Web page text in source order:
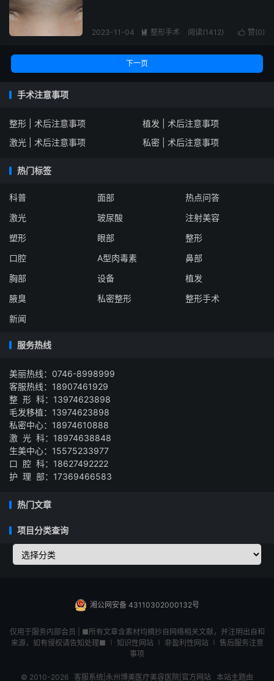
 赞(0)
2023-11-04  整形手术 阅读(1412)
下一页
手术注意事项
整形 | 术后注意事项
植发 | 术后注意事项
激光 | 术后注意事项
私密 | 术后注意事项
热门标签
科普 面部
热点问答
激光
玻尿酸
注射美容
塑形
眼部
整形
口腔
A型肉毒素
鼻部
胸部
设备
植发
腋臭
私密整形
整形手术
新闻
服务热线
美丽热线：0746-8998999
客服热线：18907461929
整 形 科：13974623898
毛发移植：13974623898
私密中心：18974610888
激 光 科：18974638848
生美中心：15575233977
口 腔 科：18627492222
护 理 部：17369466583
热门文章
项目分类查询
湘公网安备 43110302000132号
仅用于服务内部会员 | ■所有文章含素材均摘抄自网络相关文献，并注明出自和
来源，如有侵权请告知处理■ ∣ 知识性网站 ∣ 非盈利性网站 ∣ 售后服务注意
事项
© 2010-2026 客服系统|永州博美医疗美容医院|官方网站 本站主题由